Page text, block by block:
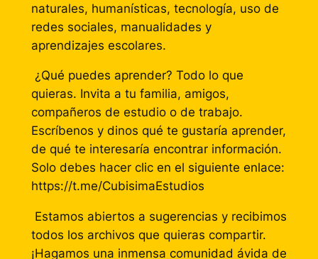
naturales, humanísticas, tecnología, uso de
redes sociales, manualidades y
aprendizajes escolares.
¿Qué puedes aprender? Todo lo que
quieras. Invita a tu familia, amigos,
compañeros de estudio o de trabajo.
Escríbenos y dinos qué te gustaría aprender,
de qué te interesaría encontrar información.
Solo debes hacer clic en el siguiente enlace:
https://t.me/CubisimaEstudios
Estamos abiertos a sugerencias y recibimos
todos los archivos que quieras compartir.
¡Hagamos una inmensa comunidad ávida de